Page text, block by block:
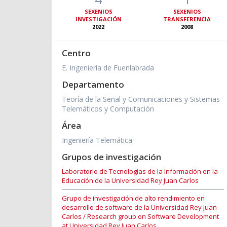
SEXENIOS
INVESTIGACIÓN
2022
SEXENIOS
TRANSFERENCIA
2008
Centro
E. Ingeniería de Fuenlabrada
Departamento
Teoría de la Señal y Comunicaciones y Sistemas
Telemáticos y Computación
Área
Ingeniería Telemática
Grupos de investigación
Laboratorio de Tecnologías de la Información en la
Educación de la Universidad Rey Juan Carlos
Grupo de investigación de alto rendimiento en
desarrollo de software de la Universidad Rey Juan
Carlos / Research group on Software Development